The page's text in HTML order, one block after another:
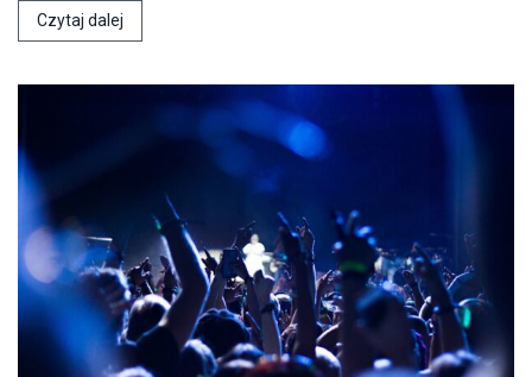
Czytaj dalej